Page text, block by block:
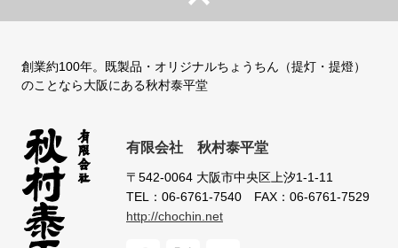
創業約100年。既製品・オリジナルちょうちん（提灯・提燈）
のことなら大阪にある秋村泰平堂
有限会社 秋村泰平堂
〒542-0064 大阪市中央区上汐1-1-11
TEL：06-6761-7540 FAX：06-6761-7529
http://chochin.net